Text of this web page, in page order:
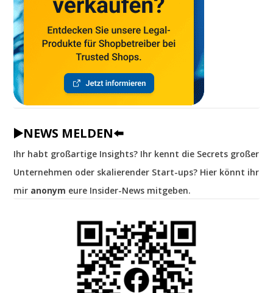
▶️NEWS MELDEN⬅️
Ihr habt großartige Insights? Ihr kennt die Secrets großer
Unternehmen oder skalierender Start-ups? Hier könnt ihr
mir anonym eure Insider-News mitgeben.